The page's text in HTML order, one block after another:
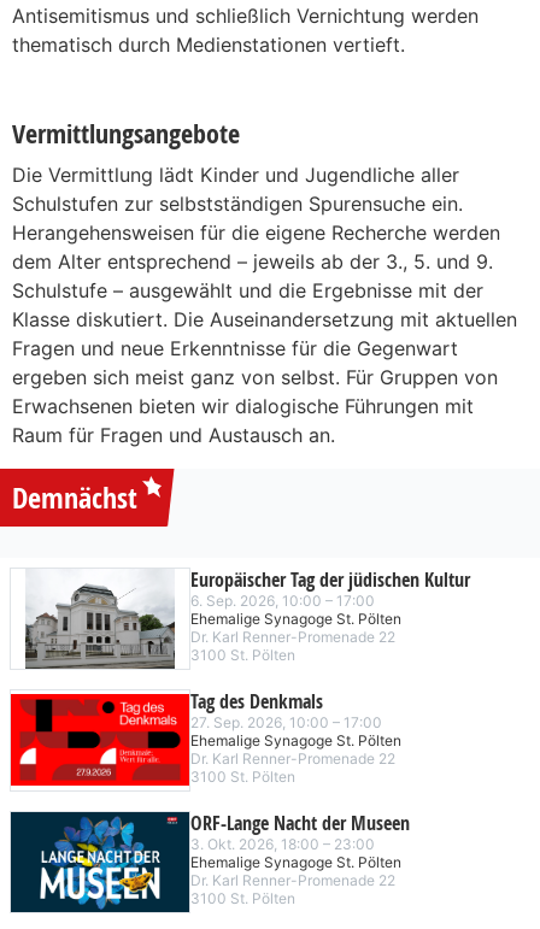
Antisemitismus und schließlich Vernichtung werden
thematisch durch Medienstationen vertieft.
Vermittlungsangebote
Die Vermittlung lädt Kinder und Jugendliche aller
Schulstufen zur selbstständigen Spurensuche ein.
Herangehensweisen für die eigene Recherche werden
dem Alter entsprechend – jeweils ab der 3., 5. und 9.
Schulstufe – ausgewählt und die Ergebnisse mit der
Klasse diskutiert. Die Auseinandersetzung mit aktuellen
Fragen und neue Erkenntnisse für die Gegenwart
ergeben sich meist ganz von selbst. Für Gruppen von
Erwachsenen bieten wir dialogische Führungen mit
Raum für Fragen und Austausch an.
Demnächst
Europäischer Tag der jüdischen Kultur
6. Sep. 2026, 10:00 – 17:00
Ehemalige Synagoge St. Pölten
Dr. Karl Renner-Promenade 22
3100 St. Pölten
Tag des Denkmals
27. Sep. 2026, 10:00 – 17:00
Ehemalige Synagoge St. Pölten
Dr. Karl Renner-Promenade 22
3100 St. Pölten
ORF-Lange Nacht der Museen
3. Okt. 2026, 18:00 – 23:00
Ehemalige Synagoge St. Pölten
Dr. Karl Renner-Promenade 22
3100 St. Pölten